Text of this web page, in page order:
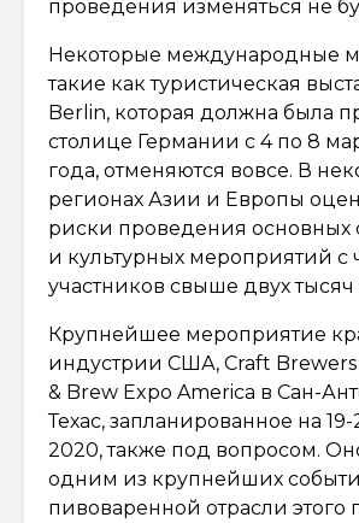
проведения изменяться не
Некоторые международные
такие как туристическая
Berlin, которая должна была
столице Германии с 4 по 8
года, отменяются вовсе. В
регионах Азии и Европы
риски проведения основных
и культурных мероприятий с
участников свыше двух тысяч
Крупнейшее мероприятие
индустрии США, Craft
& Brew Expo America в Сан-
Техас, запланированное на
2020, также под вопросом.
одним из крупнейших
пивоваренной отрасли этого